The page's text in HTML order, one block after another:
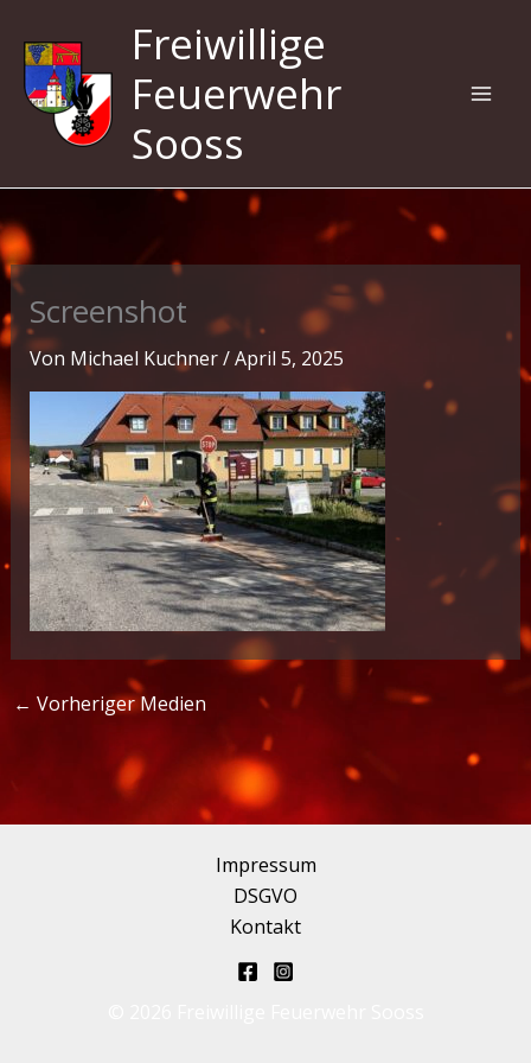
Inhalt
springen
Freiwillige
Feuerwehr
Sooss
Screenshot
Von Michael Kuchner/April 5, 2025
← Vorheriger Medien
Impressum
DSGVO
Kontakt